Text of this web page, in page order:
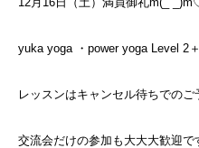
yuka yoga ・power yoga Level 2
レッスンはキャンセル待ちでのご
交流会だけの参加も大大大歓迎で